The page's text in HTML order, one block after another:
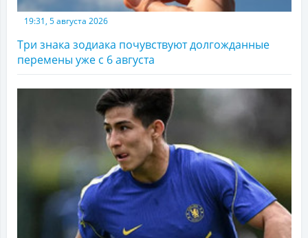
19:31, 5 августа 2026
Три знака зодиака почувствуют долгожданные
перемены уже с 6 августа